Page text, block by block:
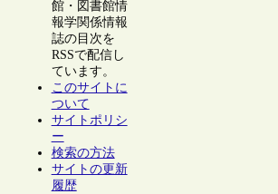
館・図書館情
報学関係情報
誌の目次を
RSSで配信し
ています。
このサイトに
ついて
サイトポリシ
ー
検索の方法
サイトの更新
履歴